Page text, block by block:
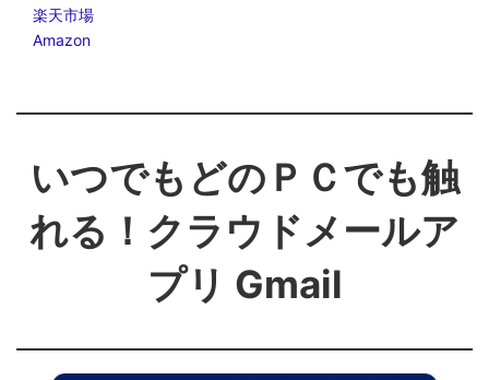
楽天市場
Amazon
いつでもどのＰＣでも触
れる！クラウドメールア
プリ Gmail